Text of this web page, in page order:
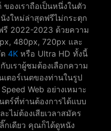
ของเราถือเป็นหนึ่งในตัว
งใหม่ล่าสุดฟรีไม่กระตุก
2022-2023 ด้วยความ
480px, 720px และ
4K หรือ Ultra HD ทั้งนี้
เราผู้ชมต้องเลือกความ
เตอร์เนตของท่านในรูป
Web อย่างเหมาะ
ร์ที่ท่านต้องการได้แบบ
ะไม่ต้องเสียเวลาสมัคร
กเดียว คุณก็ได้ดูหนัง